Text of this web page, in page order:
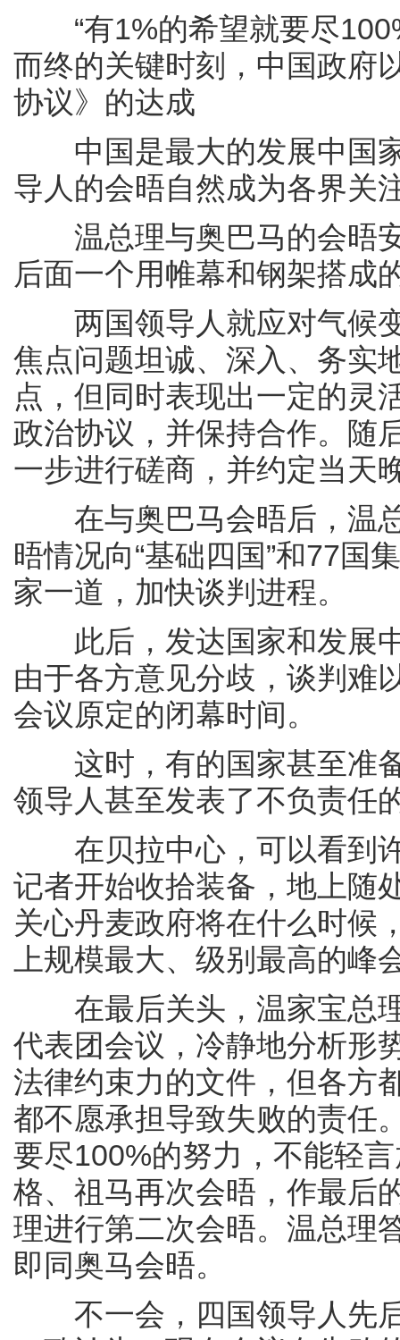
“有1%的希望就要尽
而终的关键时刻，中国政府
协议》的达成
中国是最大的发展中国家
导人的会晤自然成为各界关
温总理与奥巴马的会晤安
后面一个用帷幕和钢架搭成
两国领导人就应对气候变
焦点问题坦诚、深入、务实
点，但同时表现出一定的灵
政治协议，并保持合作。随
一步进行磋商，并约定当天
在与奥巴马会晤后，温总
晤情况向“基础四国”和77国
家一道，加快谈判进程。
此后，发达国家和发展中
由于各方意见分歧，谈判难
会议原定的闭幕时间。
这时，有的国家甚至准备
领导人甚至发表了不负责任
在贝拉中心，可以看到许
记者开始收拾装备，地上随
关心丹麦政府将在什么时候
上规模最大、级别最高的峰
在最后关头，温家宝总理
代表团会议，冷静地分析形
法律约束力的文件，但各方
都不愿承担导致失败的责任
要尽100%的努力，不能轻
格、祖马再次会晤，作最后
理进行第二次会晤。温总理
即同奥马会晤。
不一会，四国领导人先后